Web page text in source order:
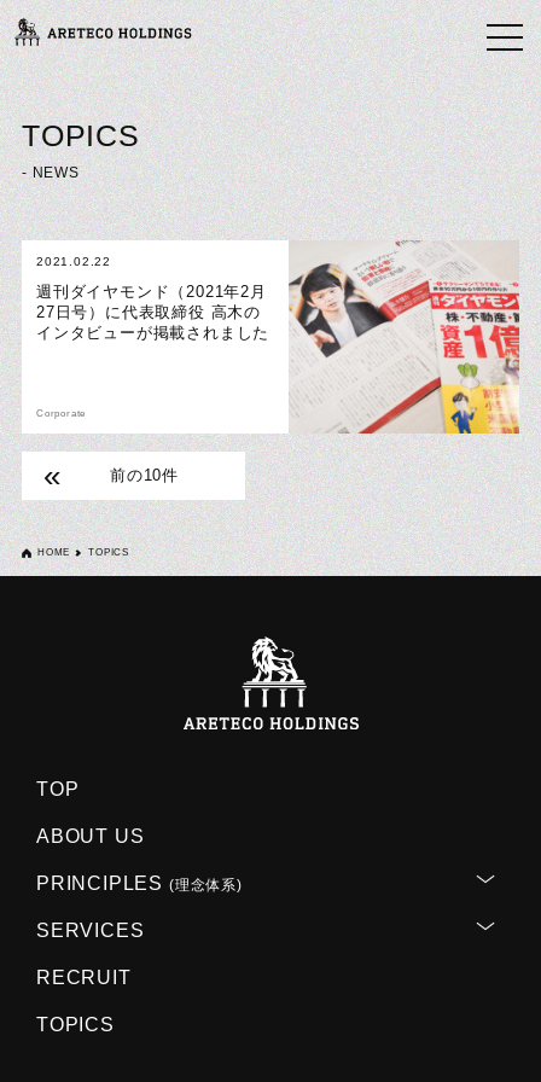
TOPICS
- NEWS
2021.02.22
週刊ダイヤモンド（2021年2月
27日号）に代表取締役 高木の
インタビューが掲載されました
Corporate
前の10件
HOME TOPICS
TOP
ABOUT US
PRINCIPLES (理念体系)
SERVICES
RECRUIT
TOPICS